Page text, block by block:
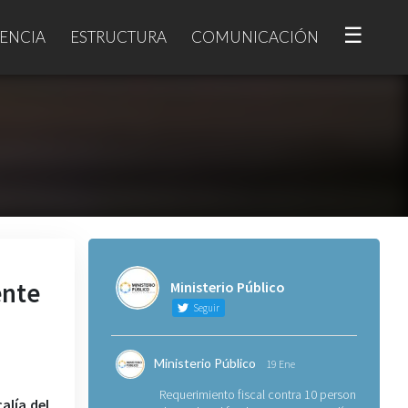
ESTRUCTURA COMUNICACIÓN ☰
del
Ministerio Público
Seguir
Ministerio Público 19 Ene
Requerimiento fiscal contra 10 personas